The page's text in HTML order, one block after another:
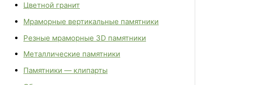
Цветной гранит
Мраморные вертикальные памятники
Резные мраморные 3D памятники
Металлические памятники
Памятники — клипарты